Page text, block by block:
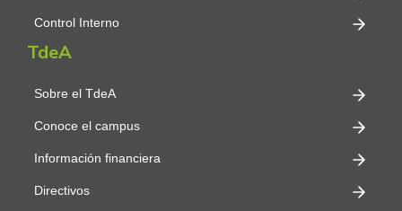
Control Interno
TdeA
Sobre el TdeA
Conoce el campus
Información financiera
Directivos